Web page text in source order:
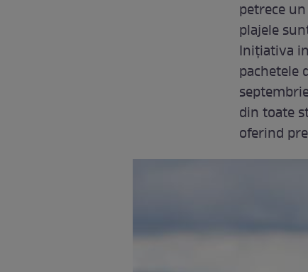
petrece
plajele
Inițiativa
pachetele
din toate
oferind